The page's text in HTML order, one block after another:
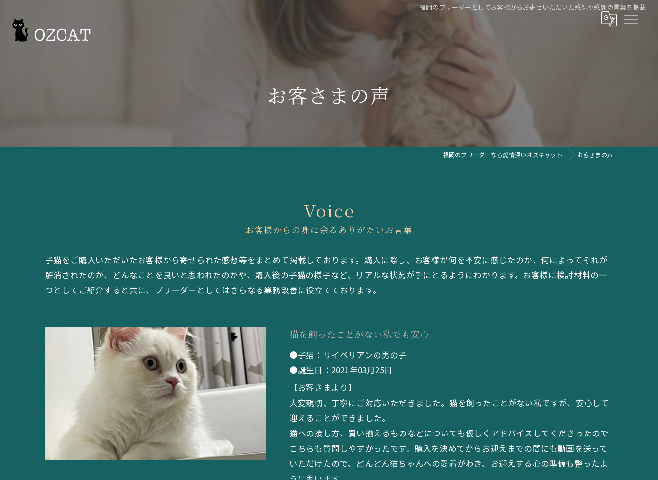
福岡のブリーダーとしてお客様からお寄せいただいた感想や感謝の言葉を掲載
お客さまの声
福岡のブリーダーなら愛情深いオズキャット お客さまの声
Voice
お客様からの身に余るありがたいお言葉
子猫をご購入いただいたお客様から寄せられた感想等をまとめて掲載しております。購入に際し、お客様が何を不安に感じたのか、何によってそれが
解消されたのか、どんなことを良いと思われたのかや、購入後の子猫の様子など、リアルな状況が手にとるようにわかります。お客様に検討材料の一
つとしてご紹介すると共に、ブリーダーとしてはさらなる業務改善に役立てております。
猫を飼ったことがない私でも安心
●子猫：サイベリアンの男の子
●誕生日：2021年03月25日
【お客さまより】
大変親切、丁寧にご対応いただきました。猫を飼ったことがない私ですが、安心して
迎えることができました。
猫への接し方、買い揃えるものなどについても優しくアドバイスしてくださったので
こちらも質問しやすかったです。購入を決めてからお迎えまでの間にも動画を送って
いただけたので、どんどん猫ちゃんへの愛着がわき、お迎えする心の準備も整ったよ